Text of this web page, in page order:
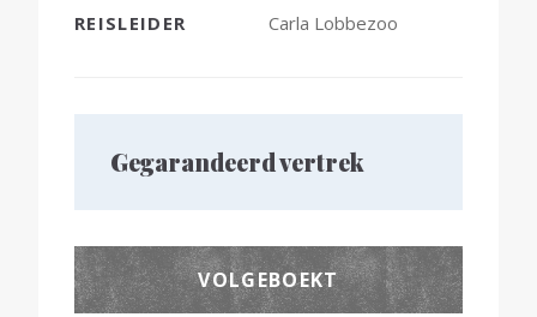
REISLEIDER
Carla Lobbezoo
Gegarandeerd vertrek
VOLGEBOEKT